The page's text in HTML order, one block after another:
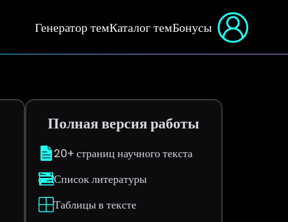
Генератор темКаталог темБонусы
Полная версия работы
20+ страниц научного текста
Список литературы
Таблицы в тексте